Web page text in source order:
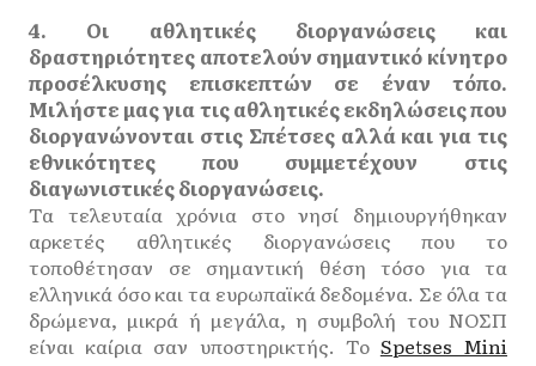
4. Οι αθλητικές διοργανώσεις και
δραστηριότητες αποτελούν σημαντικό κίνητρο
προσέλκυσης επισκεπτών σε έναν τόπο.
Μιλήστε μας για τις αθλητικές εκδηλώσεις που
διοργανώνονται στις Σπέτσες αλλά και για τις
εθνικότητες που συμμετέχουν στις
διαγωνιστικές διοργανώσεις.
Τα τελευταία χρόνια στο νησί δημιουργήθηκαν
αρκετές αθλητικές διοργανώσεις που το
τοποθέτησαν σε σημαντική θέση τόσο για τα
ελληνικά όσο και τα ευρωπαϊκά δεδομένα. Σε όλα τα
δρώμενα, μικρά ή μεγάλα, η συμβολή του ΝΟΣΠ
είναι καίρια σαν υποστηρικτής. Το Spetses Mini